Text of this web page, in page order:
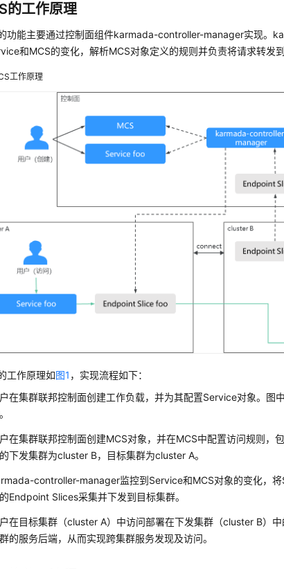
的工作原理
功能主要通过控制面组件karmada-controller-manager实现。
和MCS的变化，解析MCS对象定义的规则并负责将请求转发
工作原理
工作原理如图1 ，实现流程如下：
在集群联邦控制面创建工作负载，并为其配置Service对象。图
在集群联邦控制面创建MCS对象，并在MCS中配置访问规则，
下发集群为cluster B，目标集群为cluster A。
controller-manager监控到Service和MCS对象的变化，
Endpoint Slices采集并下发到目标集群。
在目标集群（cluster A）中访问部署在下发集群（cluster B）
的服务后端，从而实现跨集群服务发现及访问。